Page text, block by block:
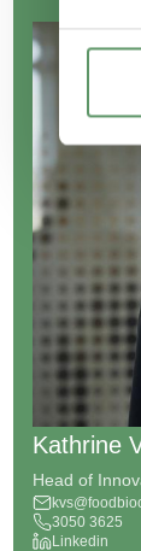
Kathrine
Head of
3050 3625
Linkedin